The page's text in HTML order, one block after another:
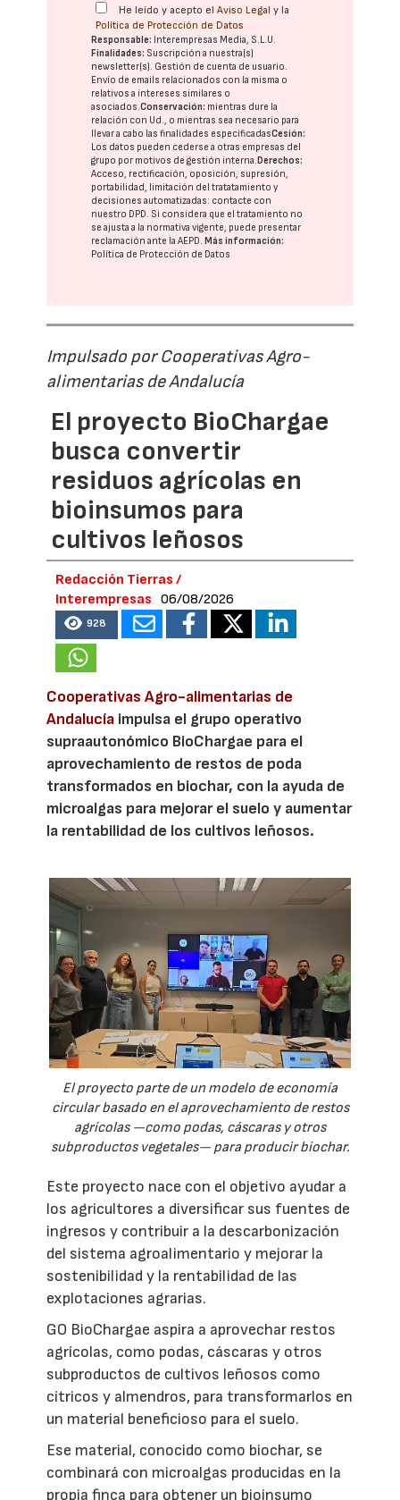
He leído y acepto elAviso Legal y la
Política de Protección de Datos
Responsable: Interempresas Media, S.L.U.
Finalidades: Suscripción a nuestra(s)
newsletter(s). Gestión de cuenta de usuario.
Envío de emails relacionados con la misma o
relativos a intereses similares o
asociados.Conservación: mientras dure la
relación con Ud., o mientras sea necesario para
llevar a cabo las finalidades especificadasCesión:
Los datos pueden cederse a otras empresas del
grupo por motivos de gestión interna.Derechos:
Acceso, rectificación, oposición, supresión,
portabilidad, limitación del tratatamiento y
decisiones automatizadas: contacte con
nuestro DPD. Si considera que el tratamiento no
se ajusta a la normativa vigente, puede presentar
reclamación ante laAEPD.Más información:
Política de Protección de Datos
Impulsado por Cooperativas Agro-
alimentarias de Andalucía
El proyecto BioChargae
busca convertir
residuos agrícolas en
bioinsumos para
cultivos leñosos
Redacción Tierras /
Interempresas
06/08/2026
928
Cooperativas Agro-alimentarias de
Andalucía impulsa el grupo operativo
supraautonómico BioChargae para el
aprovechamiento de restos de poda
transformados en biochar, con la ayuda de
microalgas para mejorar el suelo y aumentar
la rentabilidad de los cultivos leñosos.
El proyecto parte de un modelo de economía
circular basado en el aprovechamiento de restos
agrícolas —como podas, cáscaras y otros
subproductos vegetales— para producir biochar.
Este proyecto nace con el objetivo ayudar a
los agricultores a diversificar sus fuentes de
ingresos y contribuir a la descarbonización
del sistema agroalimentario y mejorar la
sostenibilidad y la rentabilidad de las
explotaciones agrarias.
GO BioChargae aspira a aprovechar restos
agrícolas, como podas, cáscaras y otros
subproductos de cultivos leñosos como
cítricos y almendros, para transformarlos en
un material beneficioso para el suelo.
Ese material, conocido como biochar, se
combinará con microalgas producidas en la
propia finca para obtener un bioinsumo